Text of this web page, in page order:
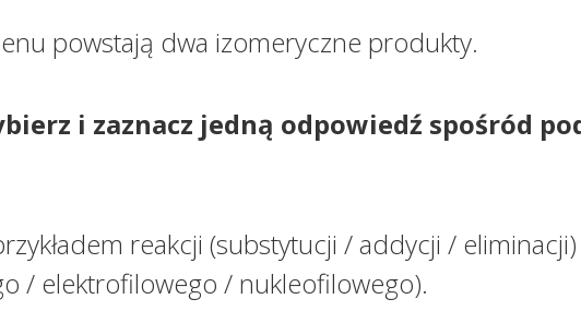
powstają dwa izomeryczne produkty.
i zaznacz jedną odpowiedź spośród
reakcji (substytucji / addycji /
/ elektrofilowego / nukleofilowego).